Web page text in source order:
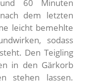
60 Minuten
dem letzten
leicht bemehlte
sodass
Den Teigling
in den Gärkorb
stehen lassen.